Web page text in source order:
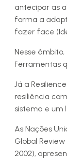
antecipar as
forma a
fazer face
Nesse
ferramentas
Já a
resiliência
sistema e um
As Nações
Global
2002),